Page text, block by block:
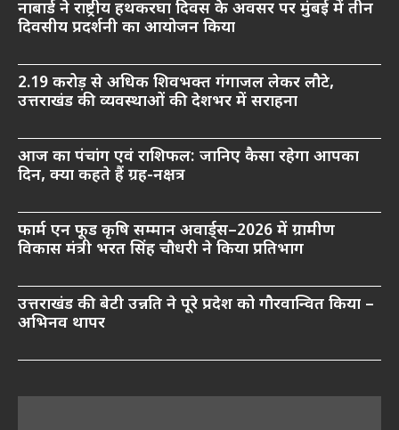
नाबार्ड ने राष्ट्रीय हथकरघा दिवस के अवसर पर मुंबई में तीन
दिवसीय प्रदर्शनी का आयोजन किया
2.19 करोड़ से अधिक शिवभक्त गंगाजल लेकर लौटे,
उत्तराखंड की व्यवस्थाओं की देशभर में सराहना
आज का पंचांग एवं राशिफल: जानिए कैसा रहेगा आपका
दिन, क्या कहते हैं ग्रह-नक्षत्र
फार्म एन फूड कृषि सम्मान अवार्ड्स–2026 में ग्रामीण
विकास मंत्री भरत सिंह चौधरी ने किया प्रतिभाग
उत्तराखंड की बेटी उन्नति ने पूरे प्रदेश को गौरवान्वित किया –
अभिनव थापर